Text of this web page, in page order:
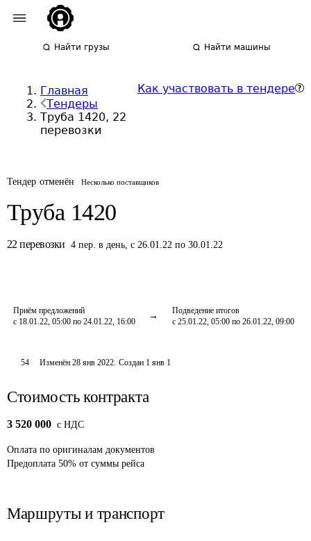
Найти грузы Найти машины
Главная
Тендеры
Труба 1420, 22
перевозки
Как участвовать в тендере
Тендер отменён Несколько поставщиков
Труба 1420
22 перевозки 4 пер. в день, с 26.01.22 по 30.01.22
Приём предложений
с 18.01.22, 05:00 по 24.01.22, 16:00
Подведение итогов
с 25.01.22, 05:00 по 26.01.22, 09:00
54 Изменён28 янв 2022. Создан 1 янв 1
Стоимость контракта
3 520 000 c НДС
Оплата по оригиналам документов
Предоплата 50% от суммы рейса
Маршруты и транспорт